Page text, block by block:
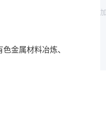
金属材料冶炼、